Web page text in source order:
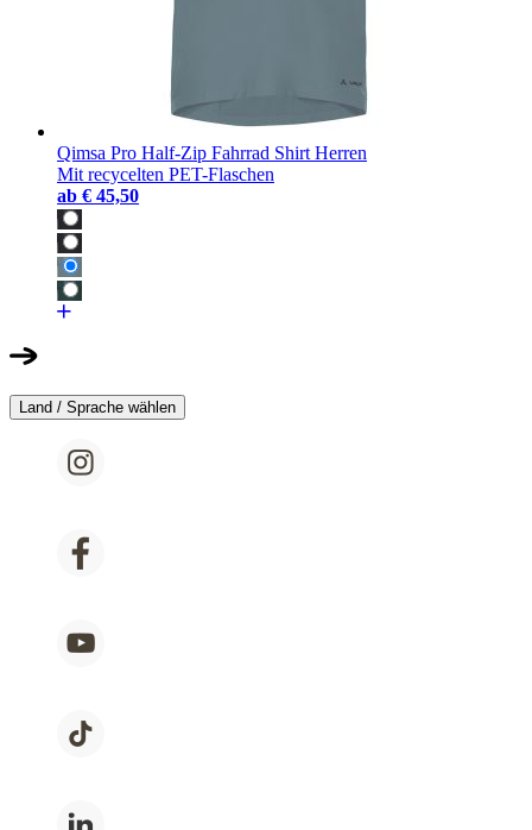
Qimsa Pro Half-Zip Fahrrad Shirt Herren
Mit recycelten PET-Flaschen
ab € 45,50
Land / Sprache wählen